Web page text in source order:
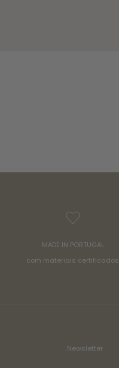
MADE IN PORTUGAL
com materiais certificados
Newsletter